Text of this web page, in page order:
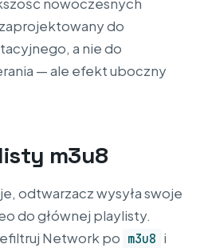
do
a nie do
— ale efekt uboczny
m3u8
odtwarzacz wysyła swoje
do głównej playlisty.
Network po m3u8 i